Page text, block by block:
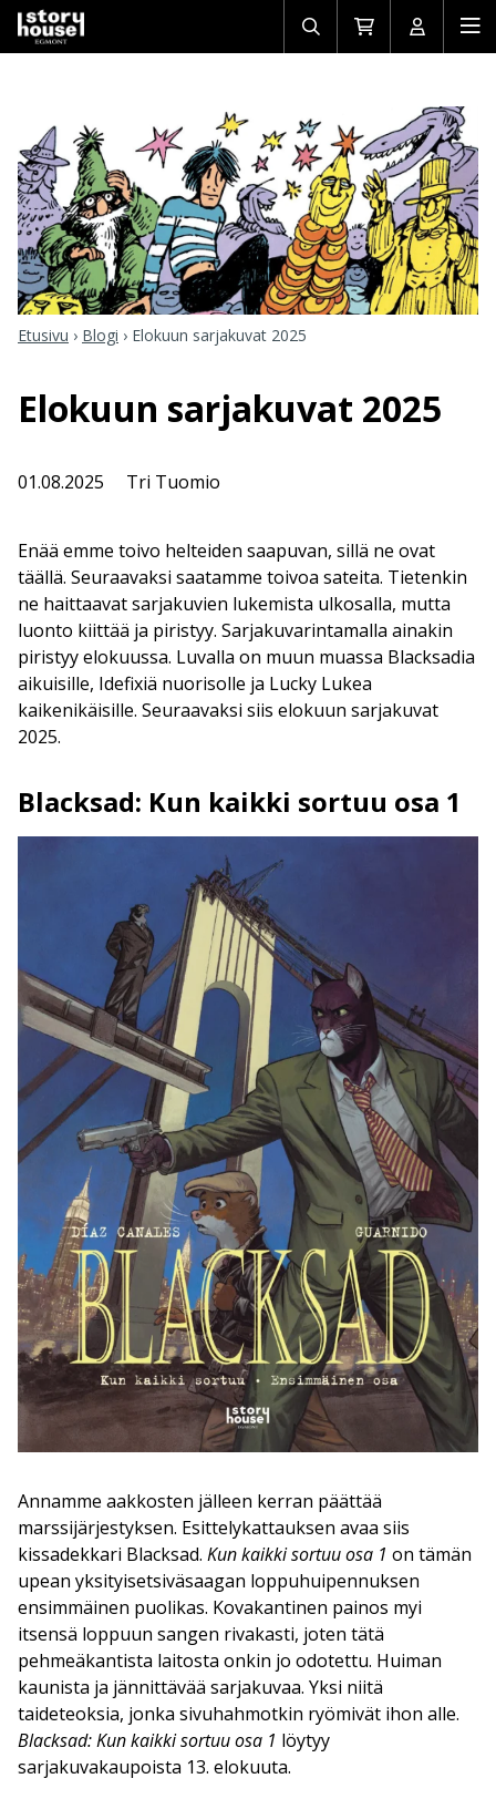
Avaa/sulje
haku
Siirry
ostoskoriin
Avaa/
Etusivu › Blogi › Elokuun sarjakuvat 2025
Elokuun sarjakuvat 2025
01.08.2025 Tri Tuomio
Enää emme toivo helteiden saapuvan, sillä ne ovat
täällä. Seuraavaksi saatamme toivoa sateita. Tietenkin
ne haittaavat sarjakuvien lukemista ulkosalla, mutta
luonto kiittää ja piristyy. Sarjakuvarintamalla ainakin
piristyy elokuussa. Luvalla on muun muassa Blacksadia
aikuisille, Idefixiä nuorisolle ja Lucky Lukea
kaikenikäisille. Seuraavaksi siis elokuun sarjakuvat
2025.
Blacksad: Kun kaikki sortuu osa 1
Annamme aakkosten jälleen kerran päättää
marssijärjestyksen. Esittelykattauksen avaa siis
kissadekkari Blacksad. Kun kaikki sortuu osa 1 on tämän
upean yksityisetsiväsaagan loppuhuipennuksen
ensimmäinen puolikas. Kovakantinen painos myi
itsensä loppuun sangen rivakasti, joten tätä
pehmeäkantista laitosta onkin jo odotettu. Huiman
kaunista ja jännittävää sarjakuvaa. Yksi niitä
taideteoksia, jonka sivuhahmotkin ryömivät ihon alle.
Blacksad: Kun kaikki sortuu osa 1 löytyy
sarjakuvakaupoista 13. elokuuta.